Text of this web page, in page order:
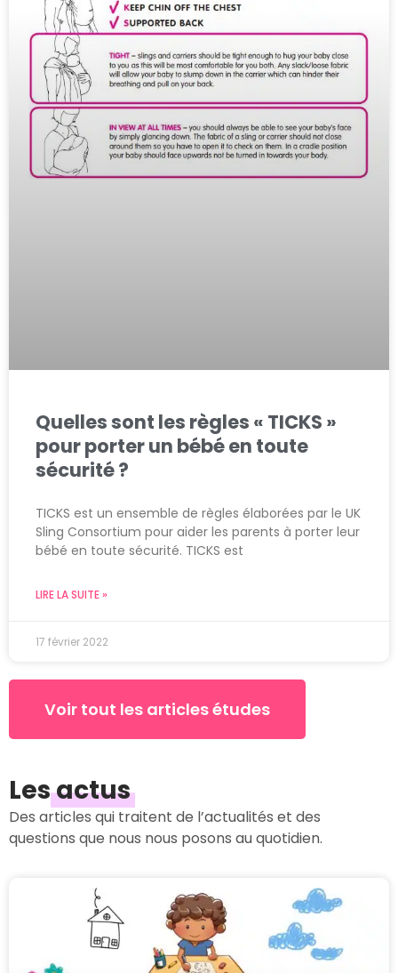
Quelles sont les règles « TICKS »
pour porter un bébé en toute
sécurité ?
TICKS est un ensemble de règles élaborées par le UK
Sling Consortium pour aider les parents à porter leur
bébé en toute sécurité. TICKS est
LIRE LA SUITE »
17 février 2022
Voir tout les articles études
Lesactus
Des articles qui traitent de l’actualités et des
questions que nous nous posons au quotidien.